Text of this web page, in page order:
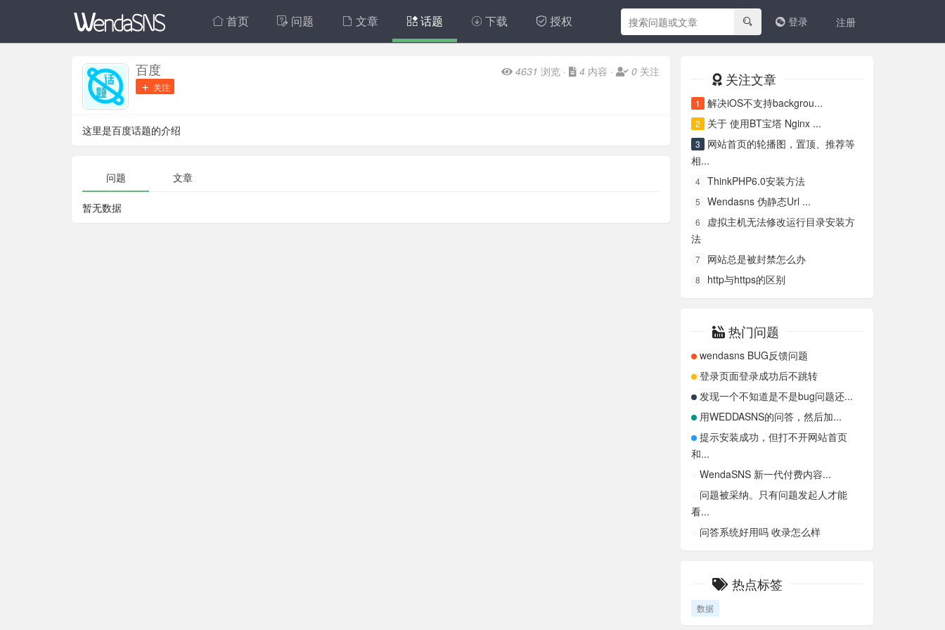
首页 问题 文章 话题 下载 授权 登录 注册
百度
关注
4631 浏览 · 4 内容 · 0 关注
这里是百度话题的介绍
问题 文章
暂无数据
关注文章
1 解决iOS不支持backgrou...
2 关于 使用BT宝塔 Nginx ...
3
网站首页的轮播图，置顶、推荐等
相...
4 ThinkPHP6.0安装方法
5 Wendasns 伪静态Url ...
6
虚拟主机无法修改运行目录安装方
法
7 网站总是被封禁怎么办
8 http与https的区别
热门问题
wendasns BUG反馈问题
登录页面登录成功后不跳转
发现一个不知道是不是bug问题还...
用WEDDASNS的问答，然后加...
提示安装成功，但打不开网站首页
和...
WendaSNS 新一代付费内容...
问题被采纳。只有问题发起人才能
看...
问答系统好用吗 收录怎么样
热点标签
数据